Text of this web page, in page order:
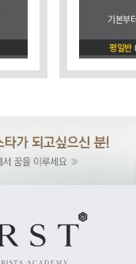
기본부
평일반